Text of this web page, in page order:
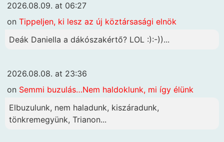
2026.08.09. at 06:27
on Tippeljen, ki lesz az új köztársasági elnök
Deák Daniella a dákószakértő? LOL :):-))...
2026.08.08. at 23:36
on Semmi buzulás…Nem haldoklunk, mi így élünk
Elbuzulunk, nem haladunk, kiszáradunk,
tönkremegyünk, Trianon...